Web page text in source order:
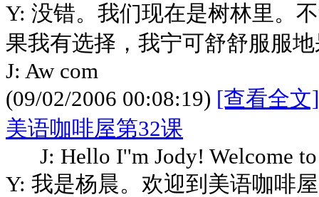
Y: 没错。我们现在是树林里。
果我有选择，我宁可舒舒服服
J: Aw com
(09/02/2006 00:08:19) [查看全文]
美语咖啡屋第32课
J: Hello I''m Jody! Welcome to
Y: 我是杨晨。欢迎到美语咖啡